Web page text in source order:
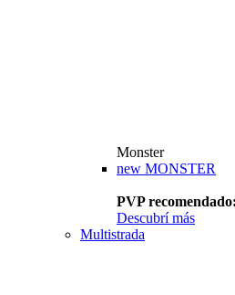
Monster
new MONSTER
PVP
Descubrí más
Multistrada